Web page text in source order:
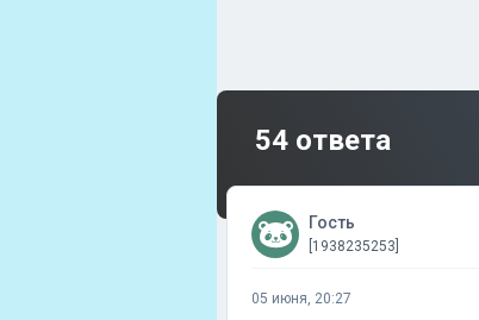
54 ответа
Гость
[1938235253]
05 июня, 20:27